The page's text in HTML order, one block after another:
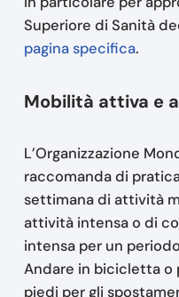
Superiore di Sanità
pagina specifica.
Mobilità attiva e
L’Organizzazione
raccomanda di
settimana di attività
attività intensa o di
intensa per un
Andare in bicicletta
piedi per gli